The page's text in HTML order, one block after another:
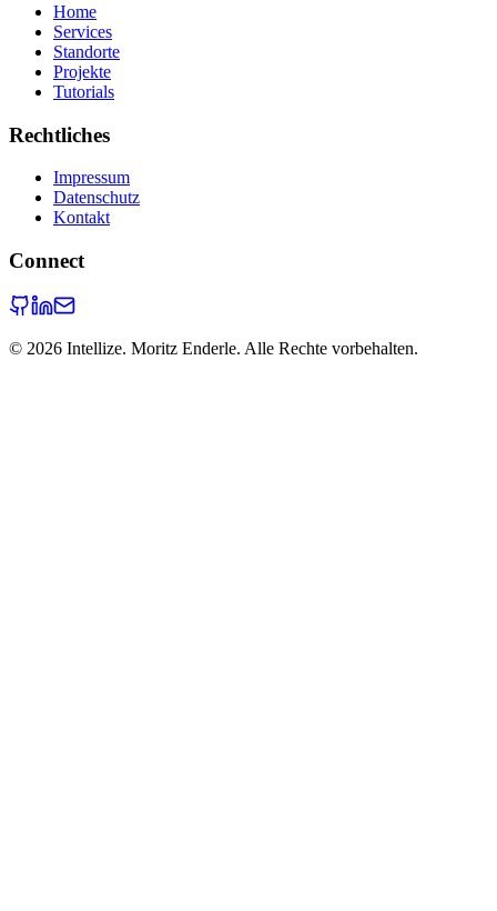
Home
Services
Standorte
Projekte
Tutorials
Rechtliches
Impressum
Datenschutz
Kontakt
Connect
© 2026 Intellize. Moritz Enderle. Alle Rechte vorbehalten.